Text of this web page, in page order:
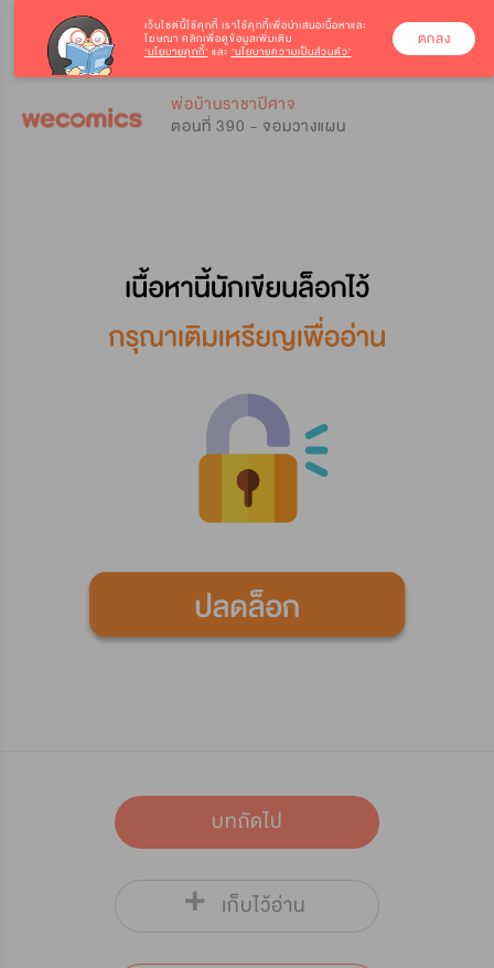
พ่อบ้านราชาปีศาจ
ตอนที่ 390 - จอมวางแผน
บทถัดไป
เก็บไว้อ่าน
เว็บไซต์นี้ใช้คุกกี้ เราใช้คุกกี้เพื่อนำเสนอเนื้อหาและ
โฆษณา คลิกเพื่อดูข้อมูลเพิ่มเติม
‘นโยบายคุกกี้’ และ ‘นโยบายความเป็นส่วนตัว’
ตกลง